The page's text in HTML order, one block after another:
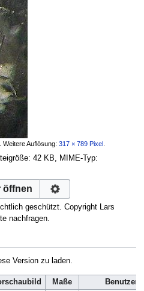
Weitere Auflösung: 317 × 789 Pixel.
42 KB, MIME-Typ:
öffnen
geschützt. Copyright Lars
nachfragen.
Version zu laden.
Maße
Benutzer